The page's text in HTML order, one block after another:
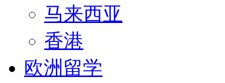
马来西亚
香港
欧洲留学